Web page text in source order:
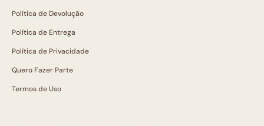
Política de Devolução
Política de Entrega
Política de Privacidade
Quero Fazer Parte
Termos de Uso